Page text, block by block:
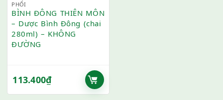
PHỔI
BÌNH ĐÔNG THIÊN MÔN
– Dược Bình Đông (chai
280ml) – KHÔNG
ĐƯỜNG
113.400₫